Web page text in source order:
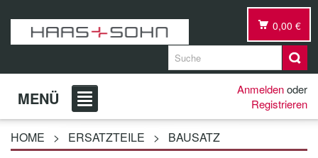
0,00 €
MENÜ Anmeldenoder
Registrieren
HOME > ERSATZTEILE > BAUSATZ